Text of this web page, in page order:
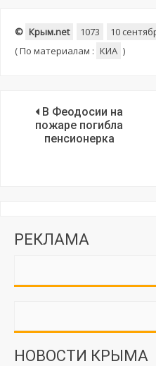
© Крым.net 1073
10
(По материалам : КИА )
В Феодосии на
пожаре погибла
пенсионерка
РЕКЛАМА
НОВОСТИ КРЫМА